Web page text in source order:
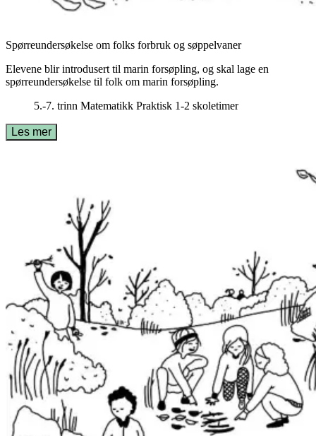
Spørreundersøkelse om folks forbruk og søppelvaner
Elevene blir introdusert til marin forsøpling, og skal lage en
spørreundersøkelse til folk om marin forsøpling.
5.-7. trinn Matematikk Praktisk 1-2 skoletimer
Les mer